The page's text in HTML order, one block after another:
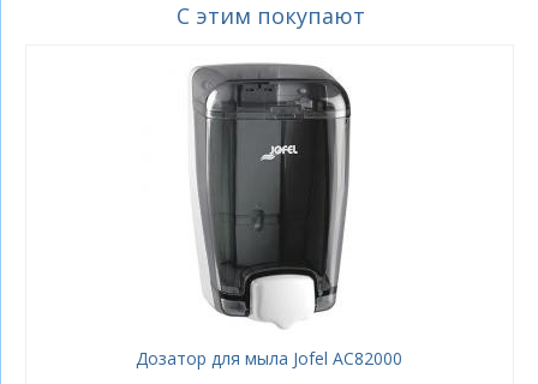
С этим покупают
Дозатор для мыла Jofel AC82000